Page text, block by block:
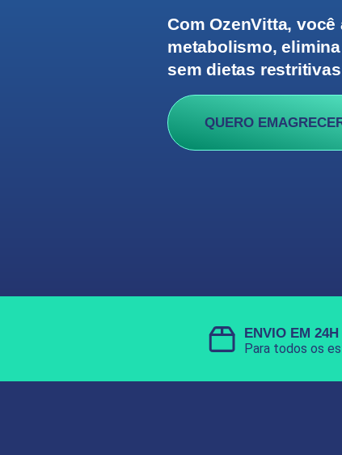
Com OzenVitta, você
metabolismo,
sem dietas
QUERO
ENVIO EM 24H
Para todos os